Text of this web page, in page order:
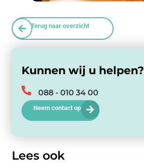
Terug naar overzicht
Kunnen wij u helpen?
088 - 010 34 00
Neem contact op
Lees ook